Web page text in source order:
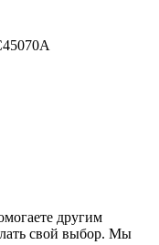
другим
свой выбор. Мы